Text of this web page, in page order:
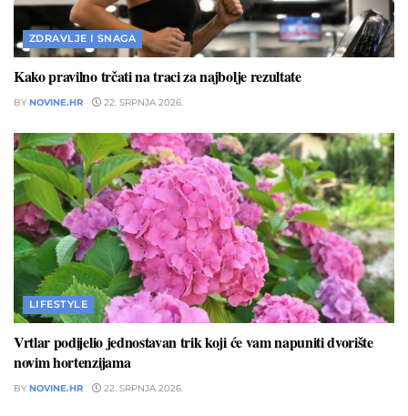
ZDRAVLJE I SNAGA
Kako pravilno trčati na traci za najbolje rezultate
BY NOVINE.HR 22. SRPNJA 2026.
LIFESTYLE
Vrtlar podijelio jednostavan trik koji će vam napuniti dvorište
novim hortenzijama
BY NOVINE.HR 22. SRPNJA 2026.